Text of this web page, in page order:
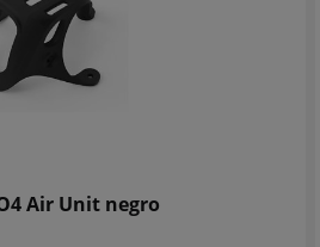
Air Unit negro